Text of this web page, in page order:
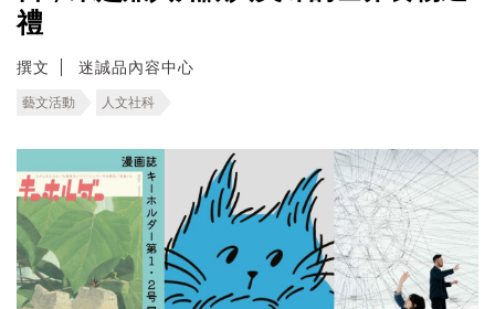
禮
撰文 迷誠品內容中心
藝文活動 人文社科